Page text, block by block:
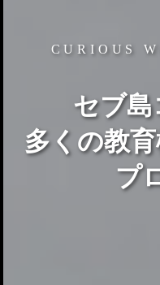
CURIOUS
セブ島
多くの教
プ